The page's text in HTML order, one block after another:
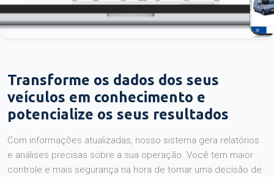
Transforme os dados dos seus
veículos em conhecimento e
potencialize os seus resultados
Com informações atualizadas, nosso sistema gera relatórios
e análises precisas sobre a sua operação. Você tem maior
controle e mais segurança na hora de tomar uma decisão de